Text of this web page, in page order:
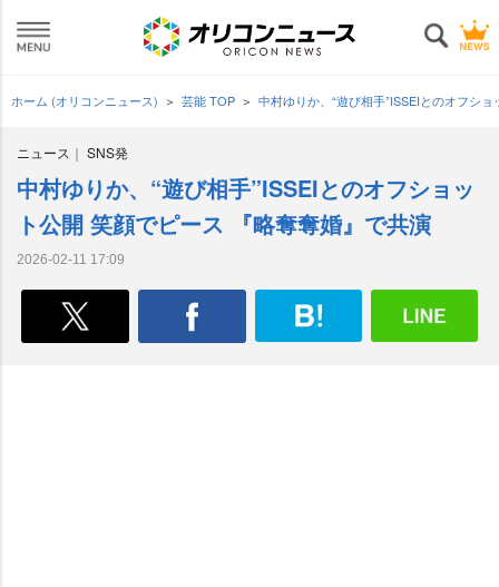
ホーム (オリコンニュース) 芸能 TOP 中村ゆりか、“遊び相手”ISSEIとのオフシ
ニュース SNS発
中村ゆりか、“遊び相手”ISSEIとのオフショッ
ト公開 笑顔でピース 『略奪奪婚』で共演
2026-02-11 17:09